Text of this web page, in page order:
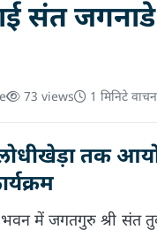
संत
73 views 1 मिनिटे वाचन
तक
में जगतगुरु श्री संत